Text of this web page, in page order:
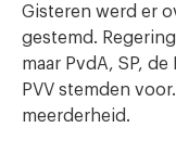
Gisteren werd er
gestemd.
maar PvdA, SP,
PVV stemden
meerderheid.